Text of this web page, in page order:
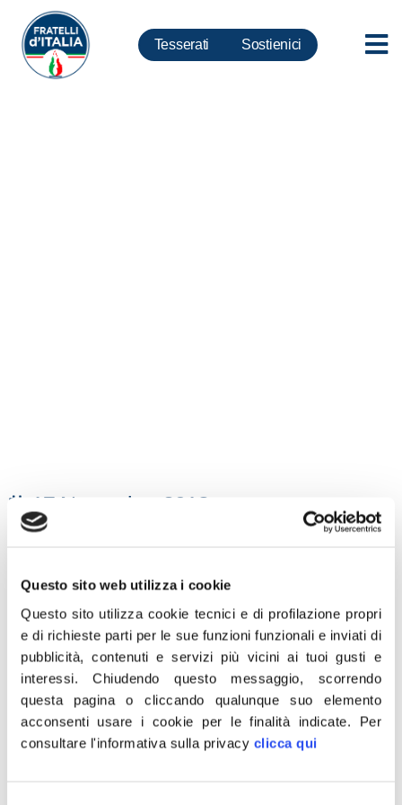
Questo sito web utilizza i cookie
Questo sito utilizza cookie tecnici e di profilazione propri
e di richieste parti per le sue funzioni funzionali e inviati di
pubblicità, contenuti e servizi più vicini ai tuoi gusti e
interessi.Chiudendo questo messaggio, scorrendo
questa pagina o cliccando qualunque suo elemento
acconsenti usare i cookie per le finalità indicate. Per
consultare l'informativa sulla privacy clicca qui
Tesserati Sostienici
17 Novembre 2018
“L’Unione Europea, ancora una volta,
prevedendo, nella modifica del regolamento
europeo da parte della Commissione, alcun
obbligo nello specificare la provenienza delle
uve per i vini. L’ennesimo inaccettabile
attacco alle nostre eccellenze e ad un
settore, quello vinicolo, che regala all’Italia 15
miliardi di fatturato e 1,2 milioni di posti di